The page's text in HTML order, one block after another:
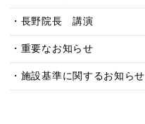
長野院長 講演
重要なお知らせ
施設基準に関するお知らせ